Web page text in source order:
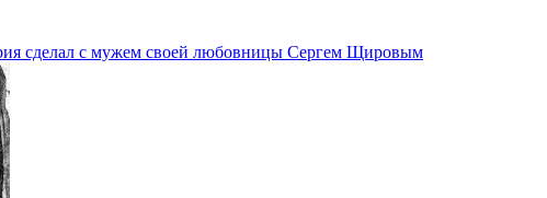
сделал с мужем своей любовницы Сергем Щировым